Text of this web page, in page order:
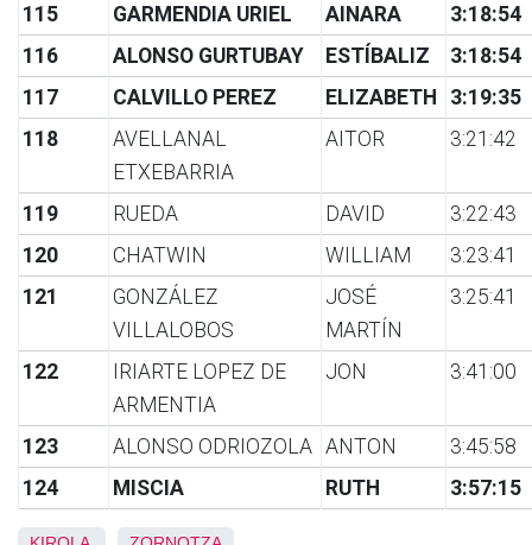
115 GARMENDIA URIEL AINARA
3:18:54
116
ALONSO GURTUBAY ESTÍBALIZ
3:18:54
117
CALVILLO PEREZ ELIZABETH
3:19:35
118
AVELLANAL
ETXEBARRIA
AITOR 3:21:42
119 RUEDA DAVID
3:22:43
120
CHATWIN WILLIAM
3:23:41
121
GONZÁLEZ
VILLALOBOS
JOSÉ
MARTÍN
3:25:41
122
IRIARTE LOPEZ DE
ARMENTIA
JON 3:41:00
123 ALONSO ODRIOZOLA ANTON
3:45:58
124
MISCIA RUTH 3:57:15